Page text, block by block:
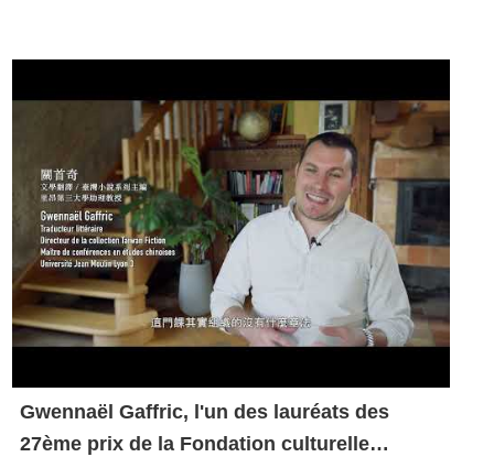
Gwennaël Gaffric, l'un des lauréats des
27ème prix de la Fondation culturelle